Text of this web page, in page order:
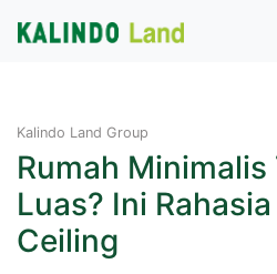
Kalindo Land Group
Rumah Minimalis
Luas? Ini
Ceiling